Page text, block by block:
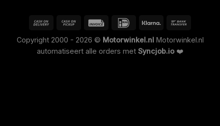
Copyright 2000 - 2026 © Motorwinkel.nl Motorwinkel.nl
automatiseert alle orders met Syncjob.io ❤️